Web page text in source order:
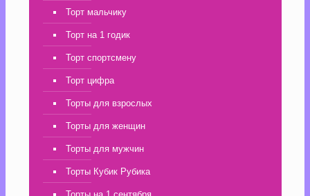
Торт мальчику
Торт на 1 годик
Торт спортсмену
Торт цифра
Торты для взрослых
Торты для женщин
Торты для мужчин
Торты Кубик Рубика